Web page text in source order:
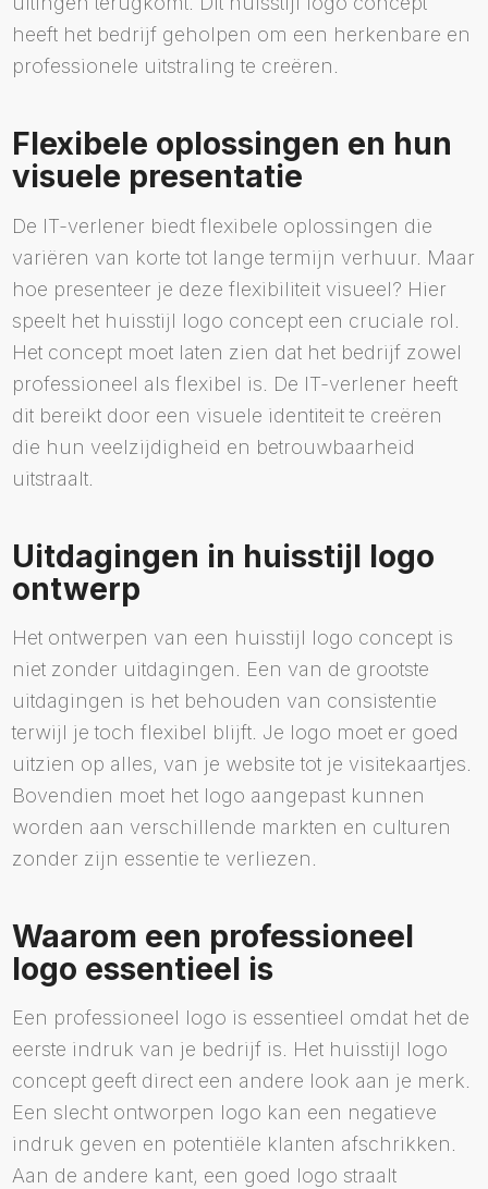
heeft het bedrijf geholpen om een herkenbare en
professionele uitstraling te creëren.
Flexibele oplossingen en hun
visuele presentatie
De IT-verlener biedt flexibele oplossingen die
variëren van korte tot lange termijn verhuur. Maar
hoe presenteer je deze flexibiliteit visueel? Hier
speelt het huisstijl logo concept een cruciale rol.
Het concept moet laten zien dat het bedrijf zowel
professioneel als flexibel is. De IT-verlener heeft
dit bereikt door een visuele identiteit te creëren
die hun veelzijdigheid en betrouwbaarheid
uitstraalt.
Uitdagingen in huisstijl logo
ontwerp
Het ontwerpen van een huisstijl logo concept is
niet zonder uitdagingen. Een van de grootste
uitdagingen is het behouden van consistentie
terwijl je toch flexibel blijft. Je logo moet er goed
uitzien op alles, van je website tot je visitekaartjes.
Bovendien moet het logo aangepast kunnen
worden aan verschillende markten en culturen
zonder zijn essentie te verliezen.
Waarom een professioneel
logo essentieel is
Een professioneel logo is essentieel omdat het de
eerste indruk van je bedrijf is. Het huisstijl logo
concept geeft direct een andere look aan je merk.
Een slecht ontworpen logo kan een negatieve
indruk geven en potentiële klanten afschrikken.
Aan de andere kant, een goed logo straalt